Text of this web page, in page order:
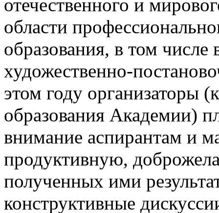
отечественного и
области
образования, в том числе
художественно-
этом году организаторы
образования Академии)
внимание аспирантам и
продуктивную,
полученных ими
конструктивные